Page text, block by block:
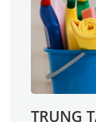
TRUNG